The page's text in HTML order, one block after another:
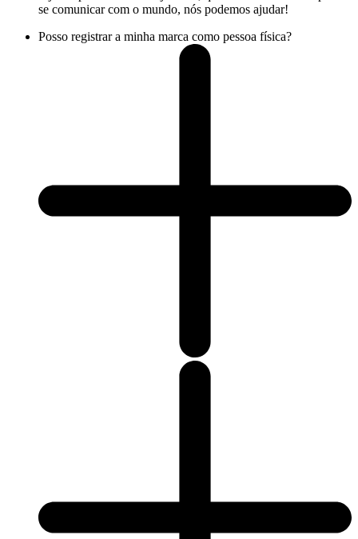
se comunicar com o mundo, nós podemos ajudar!
Posso registrar a minha marca como pessoa física?